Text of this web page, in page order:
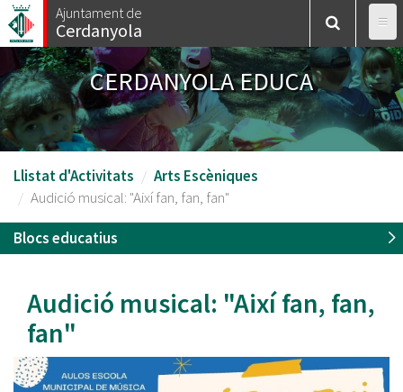
Vés
al
contingut
Ajuntament de
Cerdanyola
CERDANYOLA EDUCA
Llistat d'Activitats
Arts Escèniques
Audició musical: "Així fan, fan, fan"
Blocs educatius
Audició musical: "Així fan, fan,
fan"